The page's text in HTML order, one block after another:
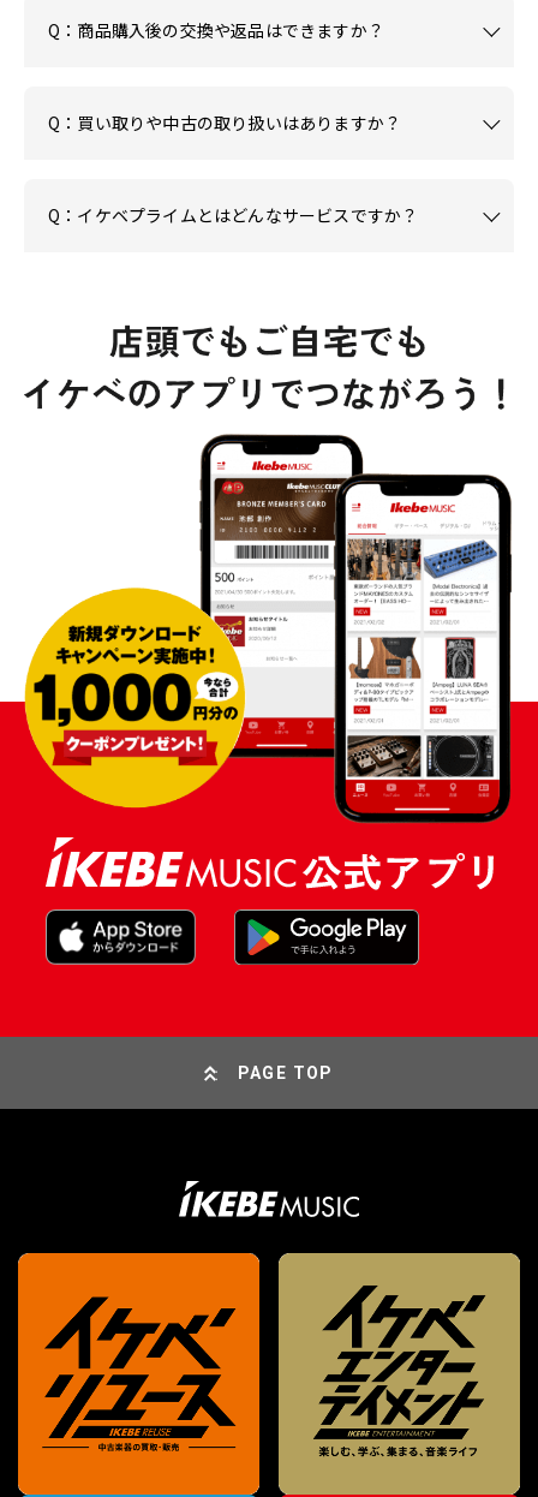
Q：商品購入後の交換や返品はできますか？
Q：買い取りや中古の取り扱いはありますか？
Q：イケベプライムとはどんなサービスですか？
PAGE TOP